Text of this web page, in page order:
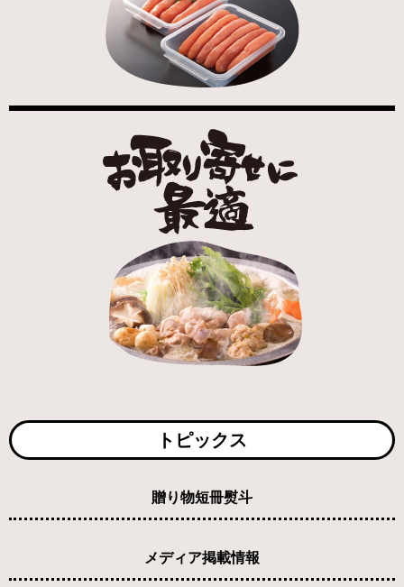
トピックス
贈り物短冊熨斗
メディア掲載情報